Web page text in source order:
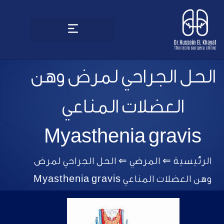
الحل الجراحي لمرض وهن
العضلات المناعي
Myasthenia gravis
الرئيسية ⇐ المرضي ⇐ الحل الجراحي لمرض
وهن العضلات المناعي Myasthenia gravis